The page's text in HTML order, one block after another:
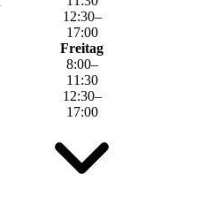
12:30–
17:00
Freitag
8:00–
11 :30
12:30–
17:00